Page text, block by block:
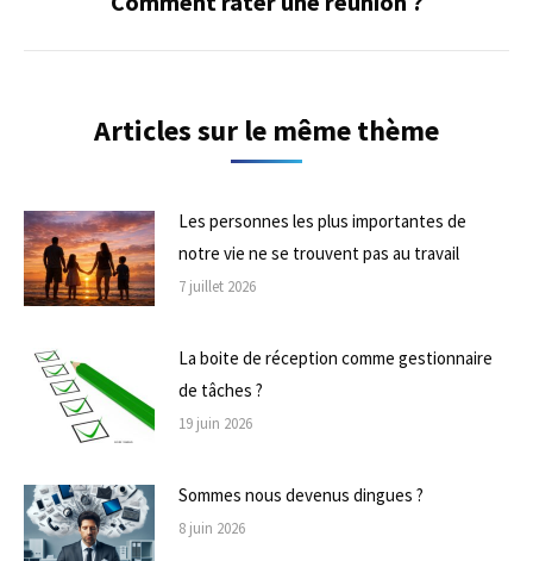
Articles sur le même thème
Les personnes les plus importantes de
notre vie ne se trouvent pas au travail
7 juillet 2026
La boite de réception comme gestionnaire
de tâches ?
19 juin 2026
Sommes nous devenus dingues ?
8 juin 2026